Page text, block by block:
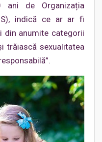
de Organizația
indică ce ar ar fi
din anumite categorii
trăiască sexualitatea